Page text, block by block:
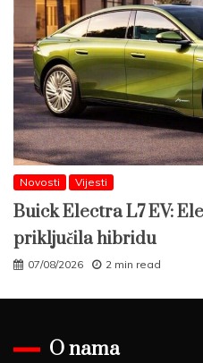
Novosti Vijesti
Buick Electra L7 EV:
priključila hibridu
07/08/2026 2 min read
O nama